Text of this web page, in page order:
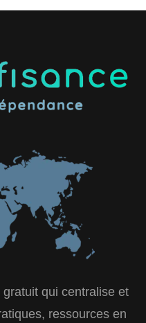
qui centralise et
ressources en